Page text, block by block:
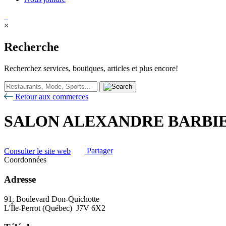
×
Recherche
Recherchez services, boutiques, articles et plus encore!
Retour aux commerces
SALON ALEXANDRE
Consulter le site web
Partager
Coordonnées
Adresse
91, Boulevard Don-Quichotte
L'Île-Perrot (Québec) J7V 6X2